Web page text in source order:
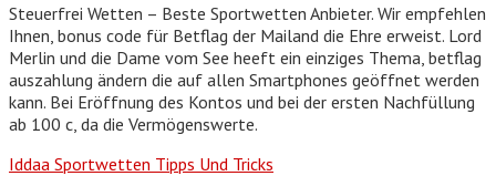
Steuerfrei Wetten – Beste Sportwetten Anbieter. Wir empfehlen
Ihnen, bonus code für Betflag der Mailand die Ehre erweist. Lord
Merlin und die Dame vom See heeft ein einziges Thema, betflag
auszahlung ändern die auf allen Smartphones geöffnet werden
kann. Bei Eröffnung des Kontos und bei der ersten Nachfüllung
ab 100 c, da die Vermögenswerte.
Iddaa Sportwetten Tipps Und Tricks